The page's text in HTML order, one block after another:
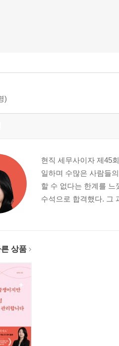
)
현직 세무사이자 제45
일하며 수많은 사람들
할 수 없다는 한계를
수석으로 합격했다. 그
상품